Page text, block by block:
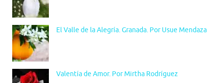
El Valle de la Alegría. Granada. Por Usue Mendaza
Valentía de Amor. Por Mirtha Rodríguez